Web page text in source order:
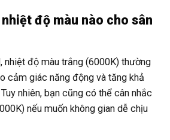
độ màu nào cho sân
độ màu trắng (6000K) thường
cảm giác năng động và tăng khả
nhiên, bạn cũng có thể cân nhắc
nếu muốn không gian dễ chịu